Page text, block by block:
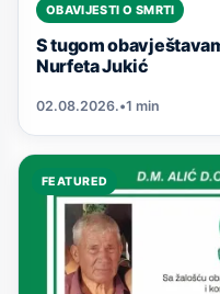
OBAVIJESTI O SMRTI
S tugom
Nurfeta Jukić
02.08.2026.•1 min
FEATURED